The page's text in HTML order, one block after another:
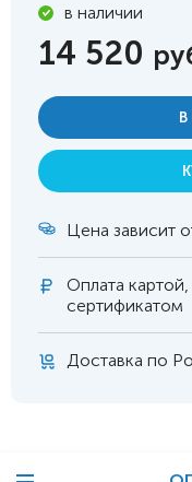
в наличии
14 520
Цена зависит
Оплата
сертификатом
Доставка по